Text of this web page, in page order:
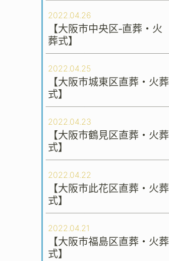
2022.04.26
【大阪市中央区‐直葬・火
葬式】
2022.04.25
【大阪市城東区直葬・火葬
式】
2022.04.23
【大阪市鶴見区直葬・火葬
式】
2022.04.22
【大阪市此花区直葬・火葬
式】
2022.04.21
【大阪市福島区直葬・火葬
式】